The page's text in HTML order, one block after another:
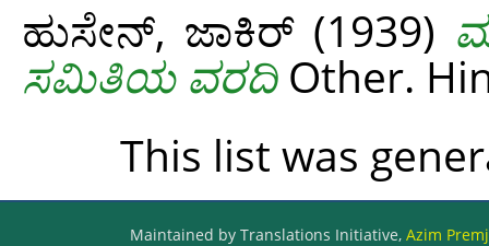
ಹುಸೇನ್, ಜಾಕಿರ್(1939)
ಸಮಿತಿಯ ವರದಿOther.
This list was
Maintained by Translations Initiative, Azim